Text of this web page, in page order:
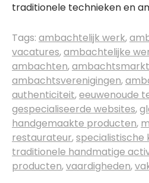
traditionele technieken en
Tags: ambachtelijk werk,
vacatures,ambachtelijke
ambachten,
ambachtsverenigingen,
authenticiteit,eeuwenoude
gespecialiseerde websites,
handgemaakte producten,
restaurateur,specialistische
traditionele handmatige
producten,vaardigheden,